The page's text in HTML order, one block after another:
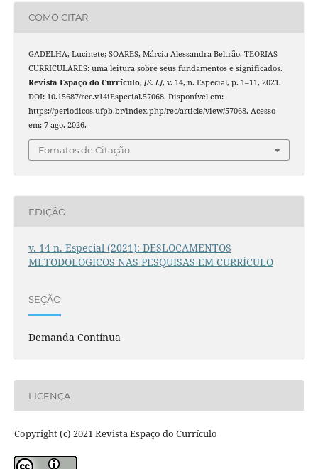
COMO CITAR
GADELHA, Lucinete; SOARES, Márcia Alessandra Beltrão. TEORIAS
CURRICULARES: uma leitura sobre seus fundamentos e significados.
Revista Espaço do Currículo, [S. l.], v. 14, n. Especial, p. 1–11, 2021.
DOI: 10.15687/rec.v14iEspecial.57068. Disponível em:
https://periodicos.ufpb.br/index.php/rec/article/view/57068. Acesso
em: 7 ago. 2026.
Fomatos de Citação
EDIÇÃO
v. 14 n. Especial (2021): DESLOCAMENTOS
METODOLÓGICOS NAS PESQUISAS EM CURRÍCULO
SEÇÃO
Demanda Contínua
LICENÇA
Copyright (c) 2021 Revista Espaço do Currículo